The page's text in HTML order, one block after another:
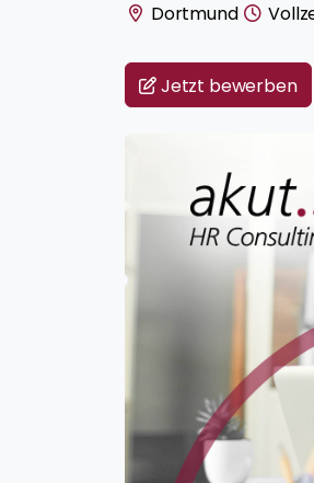
Dortmund
Jetzt bewerben